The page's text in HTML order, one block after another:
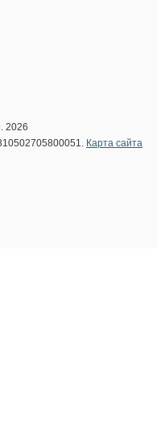
2026
Карта сайта